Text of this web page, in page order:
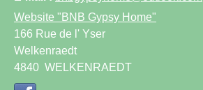
Website "BNB Gypsy Home"
166 Rue de l' Yser
Welkenraedt
4840 WELKENRAEDT